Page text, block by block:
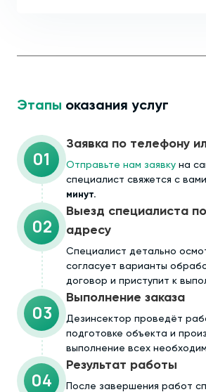
Этапы оказания услуг
01
Заявка по телефону
Отправьте нам заявку на
специалист свяжется с вами
минут.
02
Выезд специалиста
адресу
Cпециалист детально
согласует варианты
договор и приступит к
03
Выполнение заказа
Дезинсектор проведёт
подготовке объекта и
выполнение всех
04
Результат работы
После завершения работ